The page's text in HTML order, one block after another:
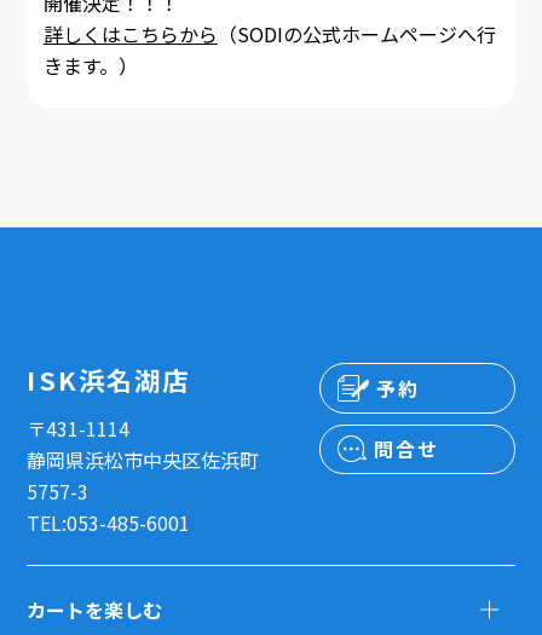
詳しくはこちらから （SODIの公式ホームページへ行
きます。）
ISK浜名湖店
〒431-1114
静岡県浜松市中央区佐浜町
5757-3
TEL:053-485-6001
予約
問合せ
カートを楽しむ